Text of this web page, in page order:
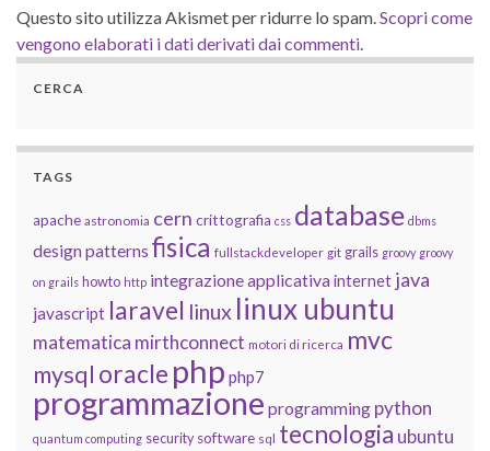
Questo sito utilizza Akismet per ridurre lo spam.Scopri come
vengono elaborati i dati derivati dai commenti.
CERCA
TAGS
apache astronomia cern crittografia css database dbms
design patterns fisica fullstackdeveloper git grails groovy groovy
on grails howto http integrazione applicativainternet java
javascript laravel linux linux ubuntu
matematica mirthconnect motori di ricerca mvc
mysql oracle php php7
programmazione programming python
quantum computing security software sql tecnologia ubuntu